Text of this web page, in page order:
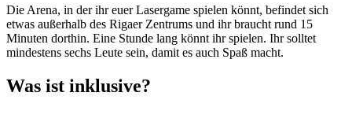
Die Arena, in der ihr euer Lasergame spielen könnt, befindet sich
etwas außerhalb des Rigaer Zentrums und ihr braucht rund 15
Minuten dorthin. Eine Stunde lang könnt ihr spielen. Ihr solltet
mindestens sechs Leute sein, damit es auch Spaß macht.
Was ist inklusive?